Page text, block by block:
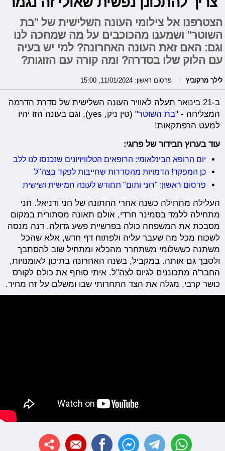
הצטרפנו אל צילומי העונה השלישית של "בת
השוטר" ושמענו מהכוכבים על מה שמחכה לנו
וגם: האם זאת העונה האחרונה? למי יש בעיה
עם הלוק שלו בסדרה? ומה קורה עם הזוגות?
לילך מרקוביץ פרסום ראשון: 11/01/2024, 15:00
ב-21 בינואר תעלה לאוויר העונה השלישית של סדרת הדרמה
המצליחה - "בת השוטר
" (טין ניק, yes), וגם בעונה הזו יהיו
למעט הרפתקאות!
עוד בערוץ הבידור של פרוגי:
יום הרופא הבינלאומי: הרופאים הטלוויזיונים שנכנסו לנו ללב
כן המפקד! הדמויות מהסדרות שחייבות לפקד בצה"ל
פרסום ראשון: "רוני ותום" תחודש לעונה חמישית ושישית
העלילה מתחילה כשנה אחרי החתונה של חני ודניאל. חני
מתחילה ללמד בסמינר חרדי, אולם תאונה מסתורית במקום
מסבכת את המשפחה כולה בפרשיית פשע גדולה. דנה מנסה
לשכוח מכל מה שעבר עליה ולפתוח דף חדש, אלא שהכל
משתנה כששלומי משתחרר מהכלא ומתחיל שוב להסתבך
ולסבך גם אותה. במקביל, בשנה האחרונה בתיכון לאומנויות,
החבר'ה מתכוננים לגיוס לצה"ל. איתי סוחף את כולם לקורס
כושר קרבי, מגלה את הצד התחרותי שבו ומשלם על זה מחיר.